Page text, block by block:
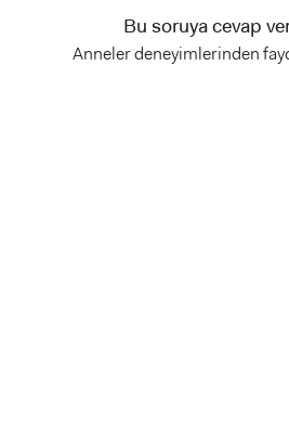
Bu soruya cevap
Anneler deneyimlerinden